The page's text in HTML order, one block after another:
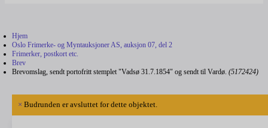
Hjem
Oslo Frimerke- og Myntauksjoner AS, auksjon 07, del 2
Frimerker, postkort etc.
Brev
Brevomslag, sendt portofritt stemplet "Vadsø 31.7.1854" og sendt til Vardø. (5172424)
× Budrunden er avsluttet for dette objektet.